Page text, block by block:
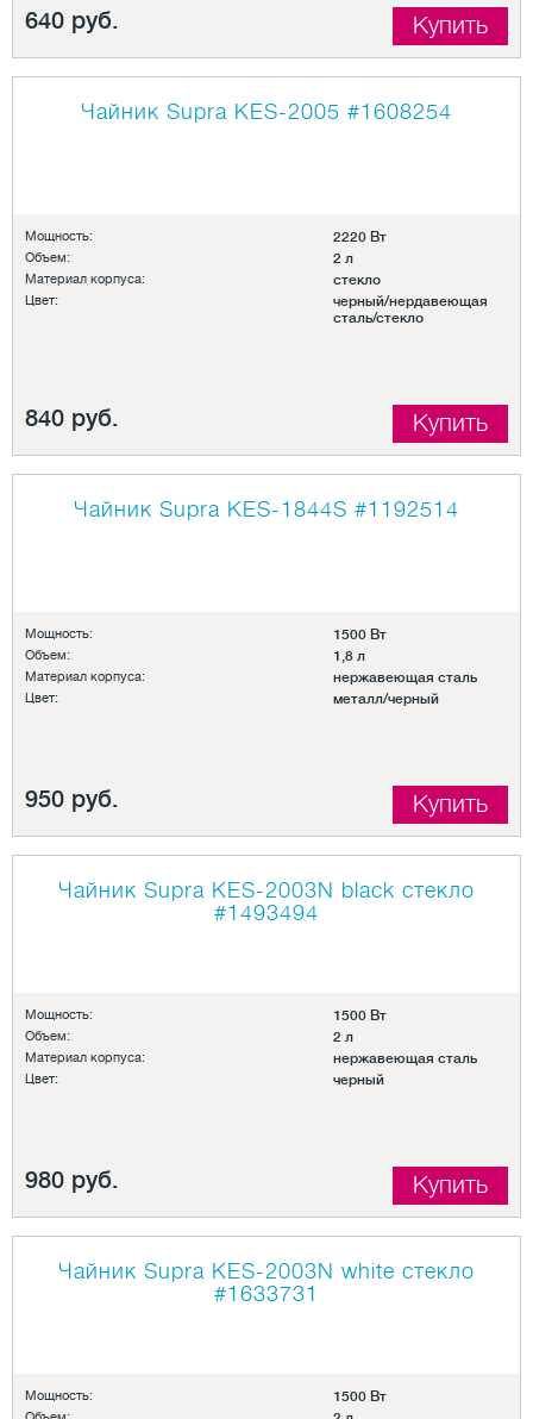
640 руб. Купить
Чайник Supra KES-2005 #1608254
Мощность: 2220 Вт
Объем: 2 л
Материал корпуса: стекло
Цвет:
черный/нердавеющая
сталь/стекло
840 руб. Купить
Чайник Supra KES-1844S #1192514
Мощность: 1500 Вт
Объем: 1,8 л
Материал корпуса: нержавеющая сталь
Цвет: металл/черный
950 руб. Купить
Чайник Supra KES-2003N black стекло
#1493494
Мощность: 1500 Вт
Объем: 2 л
Материал корпуса: нержавеющая сталь
Цвет: черный
980 руб. Купить
Чайник Supra KES-2003N white стекло
#1633731
Мощность: 1500 Вт